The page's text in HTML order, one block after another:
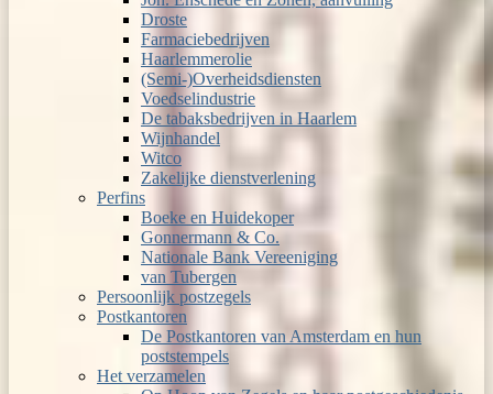
Droste
Farmaciebedrijven
Haarlemmerolie
(Semi-)Overheidsdiensten
Voedselindustrie
De tabaksbedrijven in Haarlem
Wijnhandel
Witco
Zakelijke dienstverlening
Perfins
Boeke en Huidekoper
Gonnermann & Co.
Nationale Bank Vereeniging
van Tubergen
Persoonlijk postzegels
Postkantoren
De Postkantoren van Amsterdam en hun
poststempels
Het verzamelen